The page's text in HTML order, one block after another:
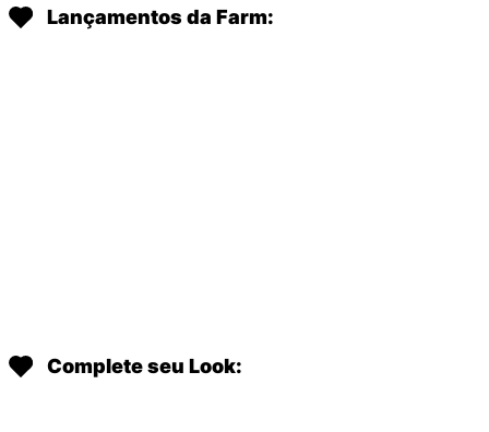
Lançamentos da Farm:
Complete seu Look: